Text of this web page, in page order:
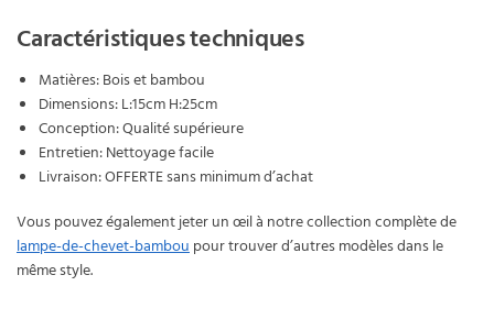
Caractéristiques techniques
Matières: Bois et bambou
Dimensions: L:15cm H:25cm
Conception: Qualité supérieure
Entretien: Nettoyage facile
Livraison: OFFERTE sans minimum d’achat
Vous pouvez également jeter un œil à notre collection complète de
lampe-de-chevet-bamboupour trouver d’autres modèles dans le
même style.